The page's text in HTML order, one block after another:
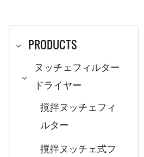
PRODUCTS
ヌッチェフィルター
ドライヤー
撹拌ヌッチェフィ
ルター
撹拌ヌッチェ式フ